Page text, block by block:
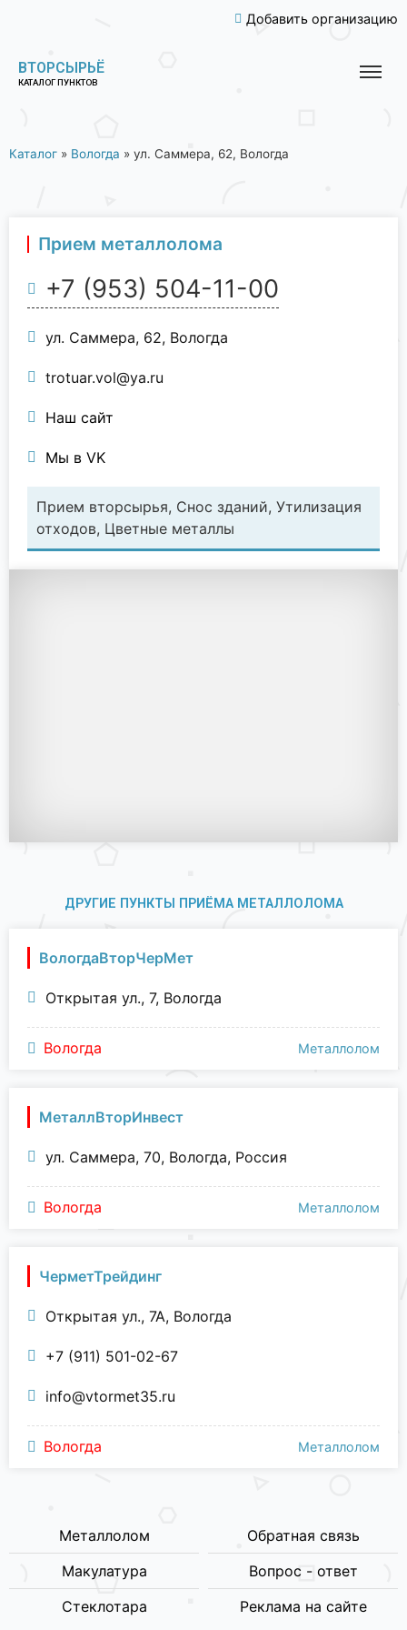
Добавить организацию
ВТОРСЫРЬЁ
КАТАЛОГ ПУНКТОВ
Каталог » Вологда » ул. Саммера, 62, Вологда
Прием металлолома
+7 (953) 504-11-00
ул. Саммера, 62, Вологда
trotuar.vol@ya.ru
Наш сайт
Мы в VK
Прием вторсырья, Снос зданий, Утилизация
отходов, Цветные металлы
ДРУГИЕ ПУНКТЫ ПРИЁМА МЕТАЛЛОЛОМА
ВологдаВторЧерМет
Открытая ул., 7, Вологда
Вологда Металлолом
МеталлВторИнвест
ул. Саммера, 70, Вологда, Россия
Вологда Металлолом
ЧерметТрейдинг
Открытая ул., 7А, Вологда
+7 (911) 501-02-67
info@vtormet35.ru
Вологда Металлолом
Металлолом
Макулатура
Стеклотара
Обратная связь
Вопрос - ответ
Реклама на сайте